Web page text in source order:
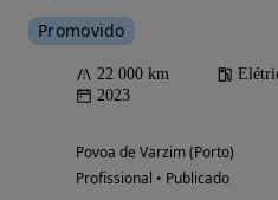
Promovido
22 000 km
2023
Povoa de Varzim (Porto)
Profissional • Publicado